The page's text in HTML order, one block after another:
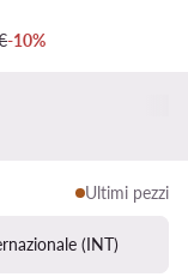
-10%
Ultimi pezzi
(INT)